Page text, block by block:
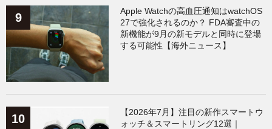
Apple Watchの高血圧通知はwatchOS
27で強化されるのか？ FDA審査中の
新機能が9月の新モデルと同時に登場
する可能性【海外ニュース】
【2026年7月】注目の新作スマートウ
ォッチ＆スマートリング12選｜